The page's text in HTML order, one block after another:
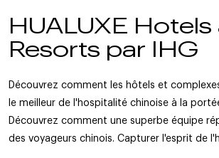
HUALUXE Hotels
Resorts par IHG
Découvrez comment les hôtels et complexes
le meilleur de l'hospitalité chinoise à la
Découvrez comment une superbe équipe
des voyageurs chinois. Capturer l'esprit de